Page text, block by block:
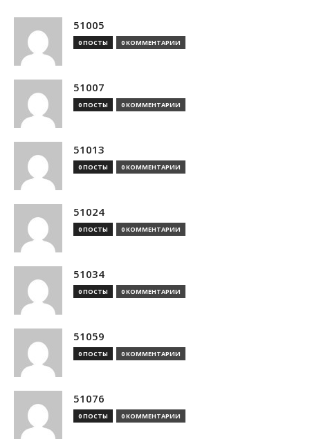
51005
0 ПОСТЫ 0 КОММЕНТАРИИ
51007
0 ПОСТЫ 0 КОММЕНТАРИИ
51013
0 ПОСТЫ 0 КОММЕНТАРИИ
51024
0 ПОСТЫ 0 КОММЕНТАРИИ
51034
0 ПОСТЫ 0 КОММЕНТАРИИ
51059
0 ПОСТЫ 0 КОММЕНТАРИИ
51076
0 ПОСТЫ 0 КОММЕНТАРИИ